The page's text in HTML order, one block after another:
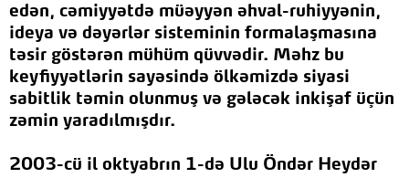
edən, cəmiyyətdə müəyyən əhval-ruhiyyənin,
ideya və dəyərlər sisteminin formalaşmasına
təsir göstərən mühüm qüvvədir. Məhz bu
keyfiyyətlərin sayəsində ölkəmizdə siyasi
sabitlik təmin olunmuş və gələcək inkişaf üçün
zəmin yaradılmışdır.
2003-cü il oktyabrın 1-də Ulu Öndər Heydər